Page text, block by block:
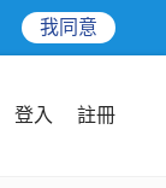
我同意
登入 註冊